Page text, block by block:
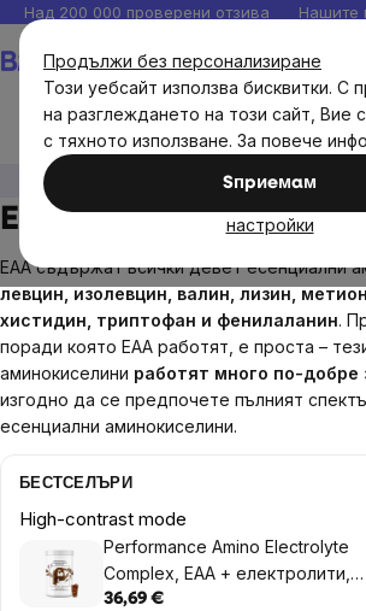
Продължи без персонализиране
Този уебсайт използва бисквитки. С
на разглеждането на този сайт, Вие
с тяхното използване. За повече
Sпpиeмaм
настройки
Прескочи
към
съдържанието
Над 200 000 проверени отзива Нашите
Аминокиселина
EAA
EAA съдържат всички девет есенциални
левцин, изолевцин, валин, лизин,
хистидин, триптофан и фенилаланин.
поради която EAA работят, е проста –
аминокиселини работят много по-добре
изгодно да се предпочете пълният
есенциални аминокиселини.
БЕСТСЕЛЪРИ
High-contrast mode
Performance Amino Electrolyte
Complex, EAA + електролити,
600 g
36,69 €